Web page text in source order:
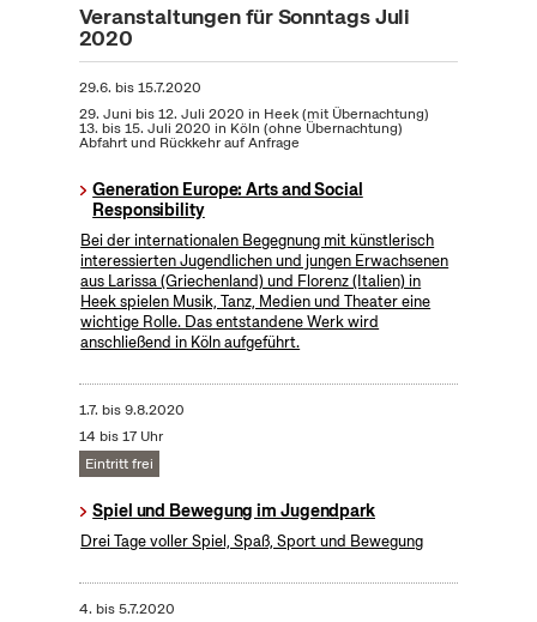
Veranstaltungen für Sonntags Juli
2020
29.6. bis15.7.2020
29. Juni bis 12. Juli 2020 in Heek (mit Übernachtung)
13. bis 15. Juli 2020 in Köln (ohne Übernachtung)
Abfahrt und Rückkehr auf Anfrage
Generation Europe: Arts and Social
Responsibility
Bei der internationalen Begegnung mit künstlerisch
interessierten Jugendlichen und jungen Erwachsenen
aus Larissa (Griechenland) und Florenz (Italien) in
Heek spielen Musik, Tanz, Medien und Theater eine
wichtige Rolle. Das entstandene Werk wird
anschließend in Köln aufgeführt.
1.7. bis9.8.2020
14 bis 17 Uhr
Eintritt frei
Spiel und Bewegung im Jugendpark
Drei Tage voller Spiel, Spaß, Sport und Bewegung
4. bis5.7.2020